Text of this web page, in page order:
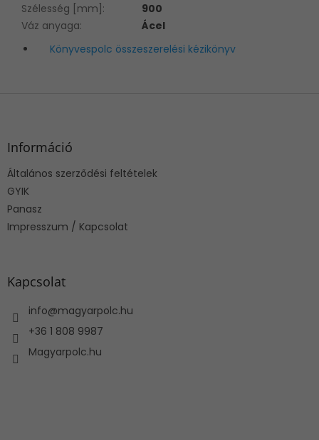
Szélesség [mm] :
900
Váz anyaga:
Ácel
Könyvespolc összeszerelési kézikönyv
Információ
Általános szerződési feltételek
GYIK
Panasz
Impresszum / Kapcsolat
Kapcsolat
info@magyarpolc.hu
+36 1 808 9987
Magyarpolc.hu